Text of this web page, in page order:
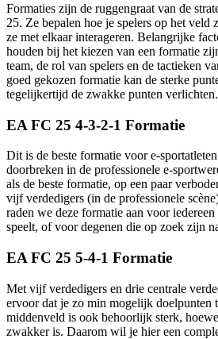
Formaties zijn de ruggengraat van de
25. Ze bepalen hoe je spelers op het veld
ze met elkaar interageren. Belangrijke
houden bij het kiezen van een formatie
team, de rol van spelers en de tactieken
goed gekozen formatie kan de sterke
tegelijkertijd de zwakke punten verlichten.
EA FC 25 4-3-2-1 Formatie
Dit is de beste formatie voor e-
doorbreken in de professionele e-
als de beste formatie, op een paar
vijf verdedigers (in de professionele
raden we deze formatie aan voor
speelt, of voor degenen die op zoek zijn
EA FC 25 5-4-1 Formatie
Met vijf verdedigers en drie centrale
ervoor dat je zo min mogelijk doelpunten
middenveld is ook behoorlijk sterk,
zwakker is. Daarom wil je hier een